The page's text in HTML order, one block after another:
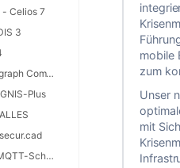
Celios 7
3
Hexagon Intergraph Computer-Aided Dispatch (I/CAD)
Plus
Alamos FE2 / MQTT-Schnittstelle
mobile
zum
Unser
mit